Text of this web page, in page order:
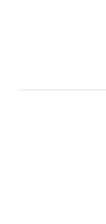
Weight